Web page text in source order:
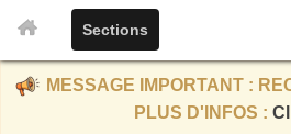
Sections
MESSAGE IMPORTANT :
PLUS D'INFOS :